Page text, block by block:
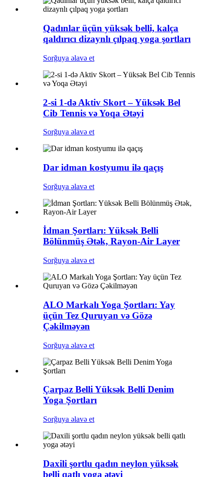
Qadınlar üçün yüksək belli, kalça
qaldırıcı dizaynlı çılpaq yoga şortları
Sorğuya əlavə et
2-si 1-də Aktiv Skort – Yüksək Bel
Cib Tennis və Yoqa Ətəyi
Sorğuya əlavə et
Dar idman kostyumu ilə qaçış
Sorğuya əlavə et
İdman Şortları: Yüksək Belli
Bölünmüş Ətək, Rayon-Air Layer
Sorğuya əlavə et
ALO Markalı Yoga Şortları: Yay
üçün Tez Quruyan və Gözə
Çəkilməyən
Sorğuya əlavə et
Çarpaz Belli Yüksək Belli Denim
Yoga Şortları
Sorğuya əlavə et
Daxili şortlu qadın neylon yüksək
belli qatlı yoga ətəyi